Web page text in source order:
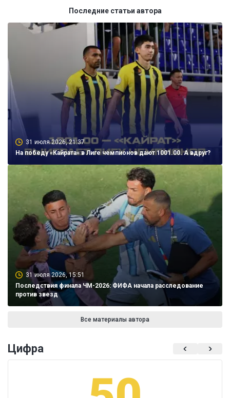
Последние статьи автора
31 июля 2026, 21:37
На победу «Кайрата» в Лиге чемпионов дают 1001.00. А вдруг?
31 июля 2026, 15:51
Последствия финала ЧМ-2026: ФИФА начала расследование
против звезд
Все материалы автора
Цифра